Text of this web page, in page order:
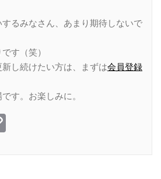
るみなさん、あまり期待しないで
す（笑）
し続けたい方は、まずは会員登録
す。お楽しみに。